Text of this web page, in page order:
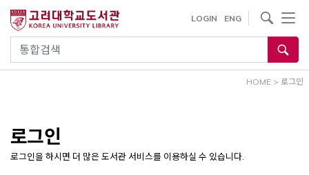
건
통합검색
LOGIN ENG
사이트내 검색
HOME > 로그인
로그인
로그인을 하시면 더 많은 도서관 서비스를 이용하실 수 있습니다.